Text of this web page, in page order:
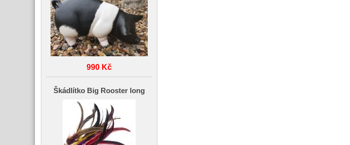
990 Kč
Škádlítko Big Rooster long